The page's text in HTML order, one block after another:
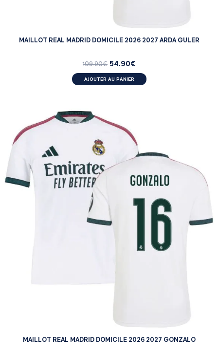
MAILLOT REAL MADRID DOMICILE 2026 2027 ARDA GULER
109.90€ 54.90€
AJOUTER AU PANIER
MAILLOT REAL MADRID DOMICILE 2026 2027 GONZALO